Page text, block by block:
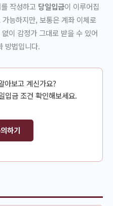
작성하고 당일입금이 이루어집
능하지만, 보통은 계좌 이체로
이 감정가 그대로 받을 수 있어
방법입니다.
아보고 계신가요?
입금 조건 확인해보세요.
하기